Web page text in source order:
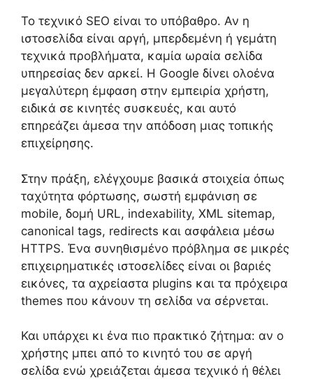
Το τεχνικό SEO είναι το υπόβαθρο. Αν η
ιστοσελίδα είναι αργή, μπερδεμένη ή γεμάτη
τεχνικά προβλήματα, καμία ωραία σελίδα
υπηρεσίας δεν αρκεί. Η Google δίνει ολοένα
μεγαλύτερη έμφαση στην εμπειρία χρήστη,
ειδικά σε κινητές συσκευές, και αυτό
επηρεάζει άμεσα την απόδοση μιας τοπικής
επιχείρησης.
Στην πράξη, ελέγχουμε βασικά στοιχεία όπως
ταχύτητα φόρτωσης, σωστή εμφάνιση σε
mobile, δομή URL, indexability, XML sitemap,
canonical tags, redirects και ασφάλεια μέσω
HTTPS. Ένα συνηθισμένο πρόβλημα σε μικρές
επιχειρηματικές ιστοσελίδες είναι οι βαριές
εικόνες, τα αχρείαστα plugins και τα πρόχειρα
themes που κάνουν τη σελίδα να σέρνεται.
Και υπάρχει κι ένα πιο πρακτικό ζήτημα: αν ο
χρήστης μπει από το κινητό του σε αργή
σελίδα ενώ χρειάζεται άμεσα τεχνικό ή θέλει